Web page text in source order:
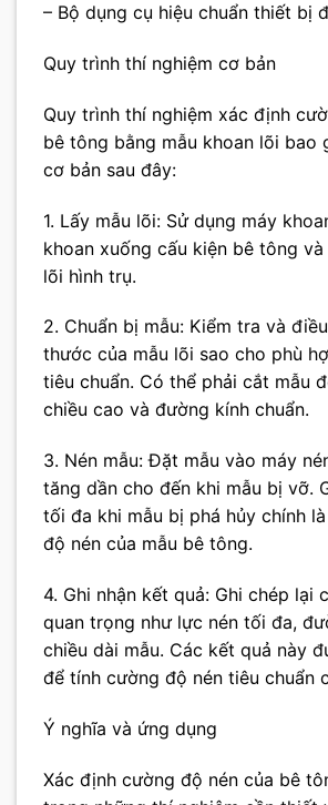
– Bộ dụng cụ hiệu chuẩn thiết bị
Quy trình thí nghiệm cơ bản
Quy trình thí nghiệm xác định
bê tông bằng mẫu khoan lõi bao
cơ bản sau đây:
1. Lấy mẫu lõi: Sử dụng máy
khoan xuống cấu kiện bê tông
lõi hình trụ.
2. Chuẩn bị mẫu: Kiểm tra và
thước của mẫu lõi sao cho phù
tiêu chuẩn. Có thể phải cắt mẫu
chiều cao và đường kính chuẩn.
3. Nén mẫu: Đặt mẫu vào máy
tăng dần cho đến khi mẫu bị vỡ.
tối đa khi mẫu bị phá hủy chính
độ nén của mẫu bê tông.
4. Ghi nhận kết quả: Ghi chép lại
quan trọng như lực nén tối đa,
chiều dài mẫu. Các kết quả này
để tính cường độ nén tiêu chuẩn
Ý nghĩa và ứng dụng
Xác định cường độ nén của bê